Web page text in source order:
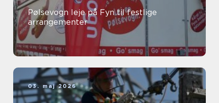
Pølsevogn leje på Fyn til festlige
arrangementer
03. maj 2026